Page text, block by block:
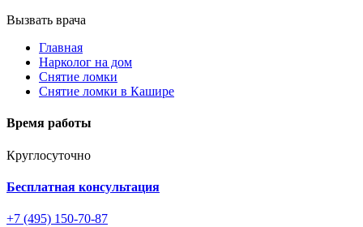
Вызвать врача
Главная
Нарколог на дом
Снятие ломки
Снятие ломки в Кашире
Время работы
Круглосуточно
Бесплатная консультация
+7 (495) 150-70-87